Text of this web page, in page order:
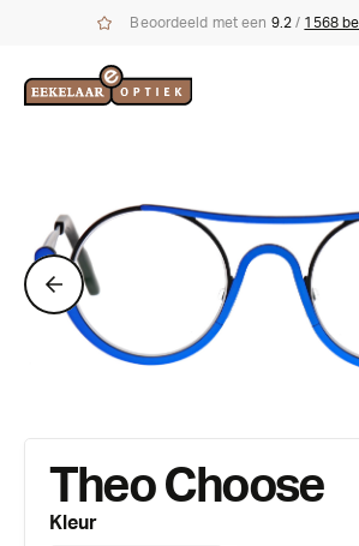
Beoordeeld met een 9.2 / 1568
Merken
Theo
Theo Choose
Kleur